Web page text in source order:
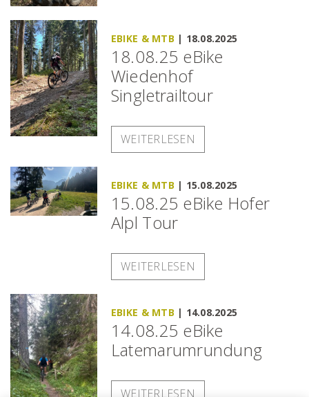
EBIKE & MTB | 18.08.2025
18.08.25 eBike
Wiedenhof
Singletrailtour
WEITERLESEN
EBIKE & MTB | 15.08.2025
15.08.25 eBike Hofer
Alpl Tour
WEITERLESEN
EBIKE & MTB | 14.08.2025
14.08.25 eBike
Latemarumrundung
WEITERLESEN